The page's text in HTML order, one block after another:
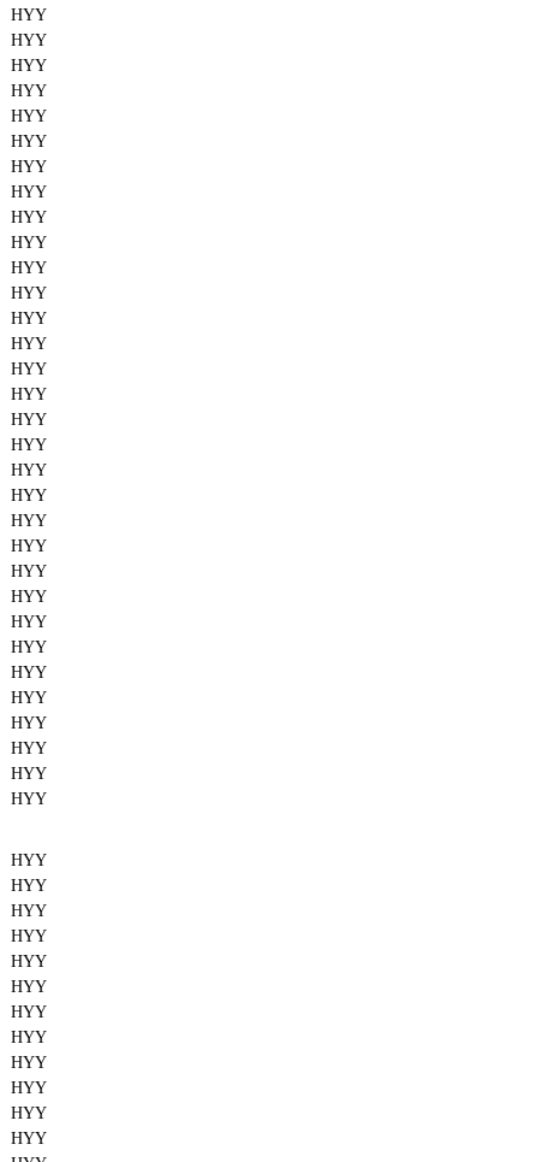
HYY
HYY
HYY
HYY
HYY
HYY
HYY
HYY
HYY
HYY
HYY
HYY
HYY
HYY
HYY
HYY
HYY
HYY
HYY
HYY
HYY
HYY
HYY
HYY
HYY
HYY
HYY
HYY
HYY
HYY
HYY
HYY
HYY
HYY
HYY
HYY
HYY
HYY
HYY
HYY
HYY
HYY
HYY
HYY